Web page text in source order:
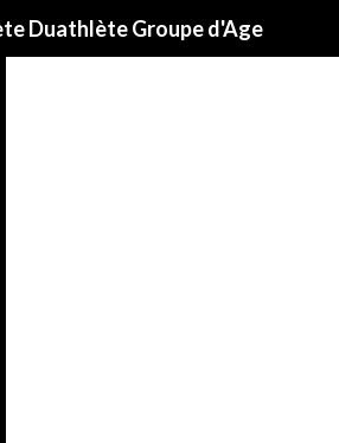
Duathlète Groupe d'Age